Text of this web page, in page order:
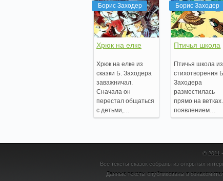
Борис Заходер
Хрюк на елке
Хрюк на елке из
сказки Б. Заходера
заважничал.
Сначала он
перестал общаться
с детьми,…
Борис Заходер
Птичья школа
Птичья школа из
стихотворения
Заходера
разместилась
прямо на
появлением…
© 2011
Все тексты сказок собраны из открытых
Данные тексты опубликованы в